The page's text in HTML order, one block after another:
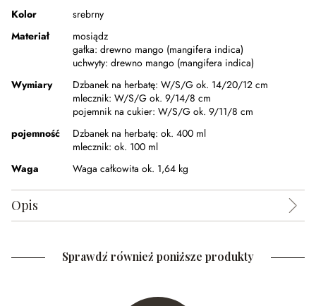
Kolor
srebrny
Materiał
mosiądz
gałka: drewno mango (mangifera indica)
uchwyty: drewno mango (mangifera indica)
Wymiary
Dzbanek na herbatę: W/S/G ok. 14/20/12 cm
mlecznik: W/S/G ok. 9/14/8 cm
pojemnik na cukier: W/S/G ok. 9/11/8 cm
pojemność
Dzbanek na herbatę: ok. 400 ml
mlecznik: ok. 100 ml
Waga
Waga całkowita ok. 1,64 kg
Opis
Sprawdź również poniższe produkty